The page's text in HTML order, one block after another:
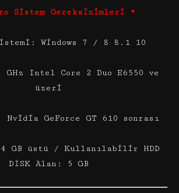
Sistem Gereksinimleri *
Windows 7 / 8 8.1 10
Intel Core 2 Duo E6550 ve
üzeri
GeForce GT 610 sonrası
GB üstü / Kullanılabilir HDD
DİSK Alan: 5 GB